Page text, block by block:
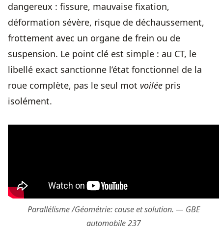
dangereux : fissure, mauvaise fixation,
déformation sévère, risque de déchaussement,
frottement avec un organe de frein ou de
suspension. Le point clé est simple : au CT, le
libellé exact sanctionne l’état fonctionnel de la
roue complète, pas le seul mot voilée pris
isolément.
Parallélisme /Géométrie: cause et solution. — GBE
automobile 237